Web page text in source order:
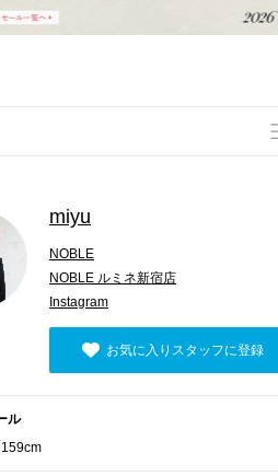
miyu
NOBLE
NOBLE ルミネ新宿店
Instagram
お気に入りスタッフに登録
ル